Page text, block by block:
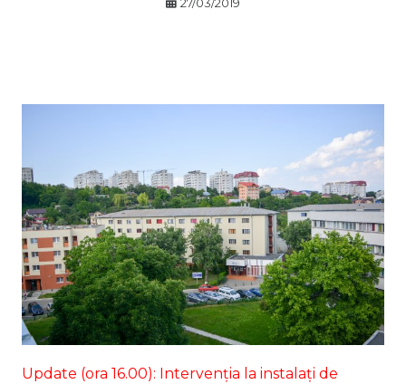
Update (ora 16.00): Intervenția la instalați de